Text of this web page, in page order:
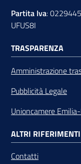
Partita Iva:
UFUS8I
TRASPARENZA
Amministrazione
Pubblicità Legale
Unioncamere
ALTRI RIFERIMENTI
Contatti